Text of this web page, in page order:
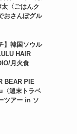
〈ごはんク
おさんぽグル
】韓国ソウル
HAIR
月火食
BEAR PIE
週末トラベ
ツアー in ソ